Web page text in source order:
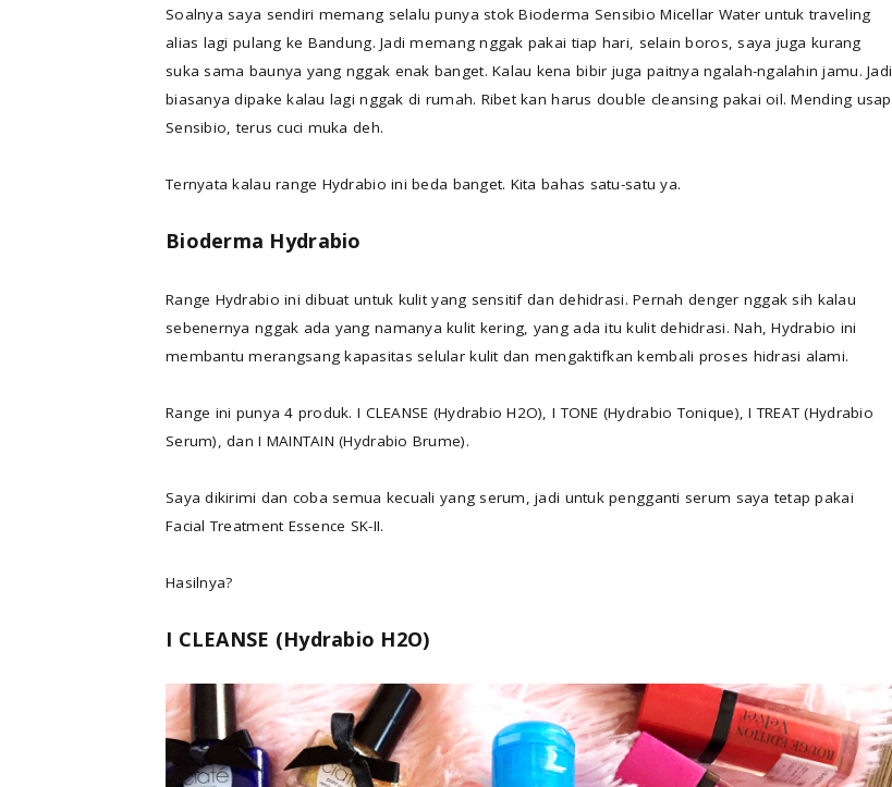
Soalnya saya sendiri memang selalu punya stok Bioderma Sensibio Micellar Water untuk traveling
alias lagi pulang ke Bandung. Jadi memang nggak pakai tiap hari, selain boros, saya juga kurang
suka sama baunya yang nggak enak banget. Kalau kena bibir juga paitnya ngalah-ngalahin jamu. Jadi
biasanya dipake kalau lagi nggak di rumah. Ribet kan harus double cleansing pakai oil. Mending usap
Sensibio, terus cuci muka deh.
Ternyata kalau range Hydrabio ini beda banget. Kita bahas satu-satu ya.
Bioderma Hydrabio
Range Hydrabio ini dibuat untuk kulit yang sensitif dan dehidrasi. Pernah denger nggak sih kalau
sebenernya nggak ada yang namanya kulit kering, yang ada itu kulit dehidrasi. Nah, Hydrabio ini
membantu merangsang kapasitas selular kulit dan mengaktifkan kembali proses hidrasi alami.
Range ini punya 4 produk. I CLEANSE (Hydrabio H2O), I TONE (Hydrabio Tonique), I TREAT (Hydrabio
Serum), dan I MAINTAIN (Hydrabio Brume).
Saya dikirimi dan coba semua kecuali yang serum, jadi untuk pengganti serum saya tetap pakai
Facial Treatment Essence SK-II.
Hasilnya?
I CLEANSE (Hydrabio H2O)